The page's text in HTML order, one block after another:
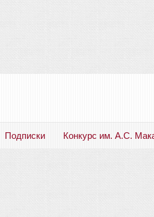
Подписки Конкурс им. А.С.